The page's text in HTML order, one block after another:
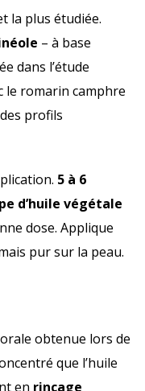
la plus étudiée.
– à base
dans l’étude
le romarin camphre
profils
5 à 6
d’huile végétale
dose. Applique
pur sur la peau.
obtenue lors de
que l’huile
en rinçage